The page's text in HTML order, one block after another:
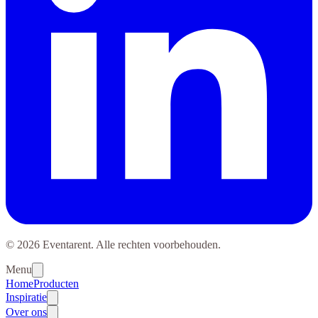
© 2026 Eventarent. Alle rechten voorbehouden.
Menu
HomeProducten
Inspiratie
Over ons